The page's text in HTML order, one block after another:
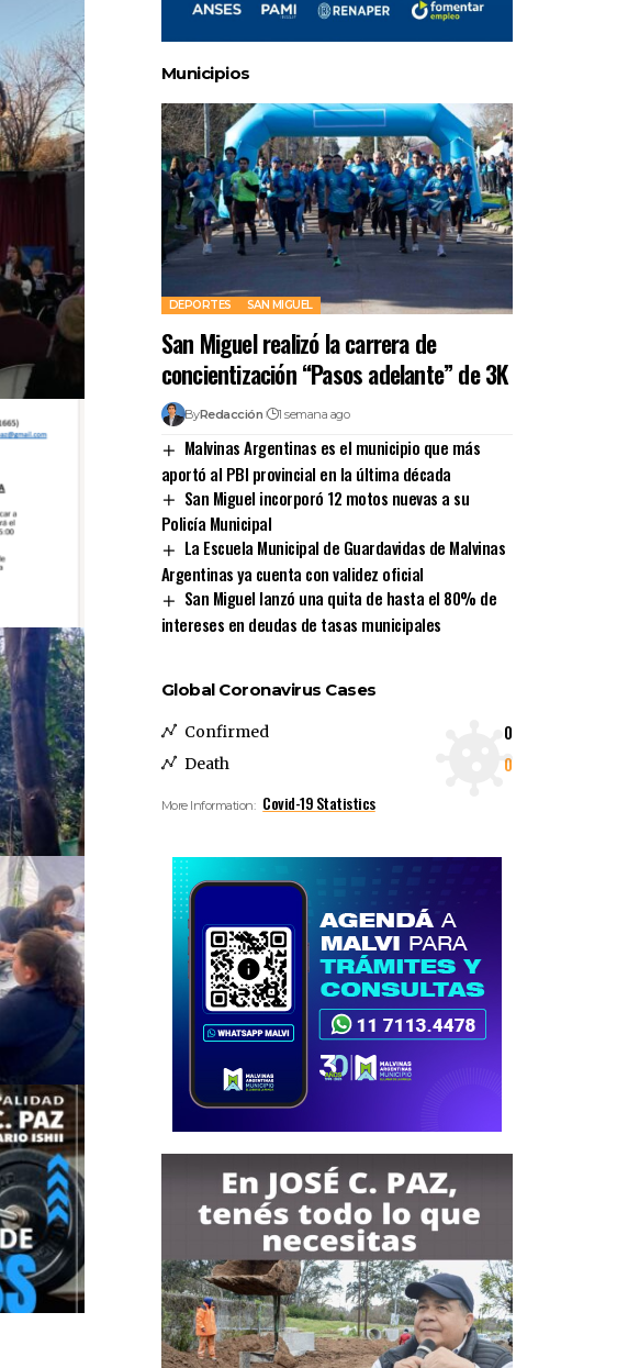
Municipios
DEPORTES SAN MIGUEL
San Miguel realizó la carrera de
concientización “Pasos adelante” de 3K
ByRedacción 1 semana ago
Malvinas Argentinas es el municipio que más
aportó al PBI provincial en la última década
San Miguel incorporó 12 motos nuevas a su
Policía Municipal
La Escuela Municipal de Guardavidas de Malvinas
Argentinas ya cuenta con validez oficial
San Miguel lanzó una quita de hasta el 80% de
intereses en deudas de tasas municipales
Global Coronavirus Cases
Confirmed 0
Death 0
More Information: Covid-19 Statistics